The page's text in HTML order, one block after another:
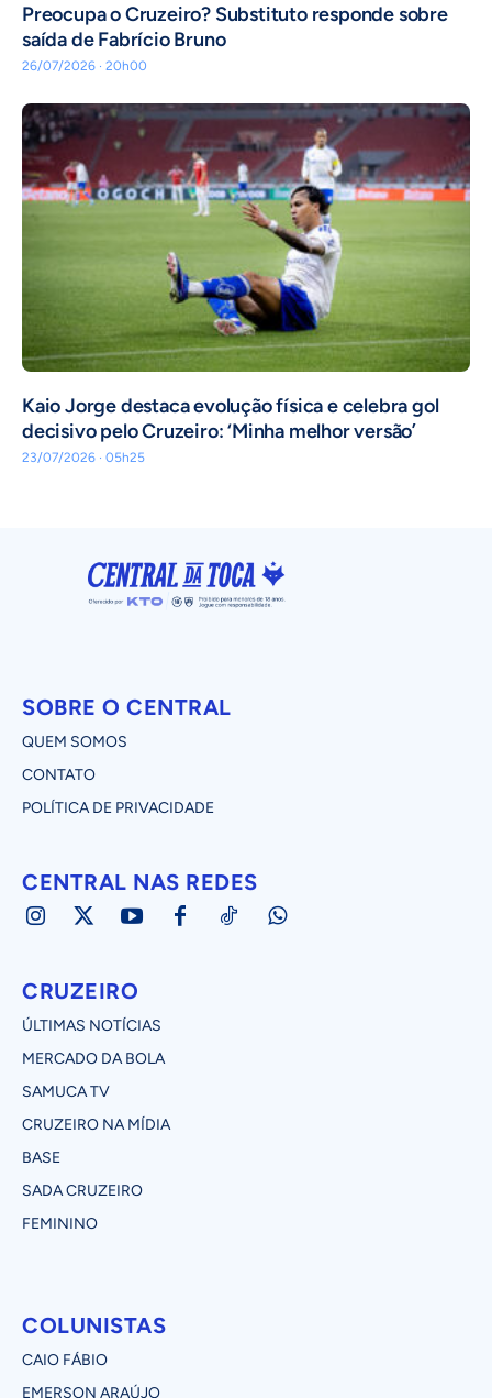
Preocupa o Cruzeiro? Substituto responde sobre
saída de Fabrício Bruno
26/07/2026 · 20h00
Kaio Jorge destaca evolução física e celebra gol
decisivo pelo Cruzeiro: ‘Minha melhor versão’
23/07/2026 · 05h25
SOBRE O CENTRAL
QUEM SOMOS
CONTATO
POLÍTICA DE PRIVACIDADE
CENTRAL NAS REDES
CRUZEIRO
ÚLTIMAS NOTÍCIAS
MERCADO DA BOLA
SAMUCA TV
CRUZEIRO NA MÍDIA
BASE
SADA CRUZEIRO
FEMININO
COLUNISTAS
CAIO FÁBIO
EMERSON ARAÚJO